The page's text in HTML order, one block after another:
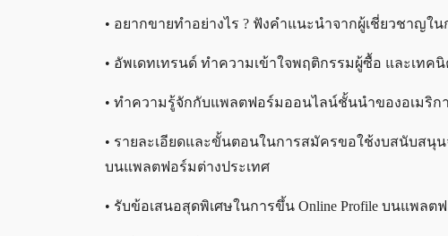
• อยากขายทำอย่างไร ? ฟังคำแนะนำจากผู้เชี่ยวชาญใ
• อัพเดทเทรนด์ ทำความเข้าใจพฤติกรรมผู้ซื้อ และเทค
• ทำความรู้จักกับแพลตฟอร์มออนไลน์ชั้นนำของอเมริก
• รายละเอียดและขั้นตอนในการสมัครขอใช้งบสนับสนุน
บนแพลตฟอร์มต่างประเทศ
• รับข้อเสนอสุดพิเศษในการขึ้น Online Profile บนแพลต